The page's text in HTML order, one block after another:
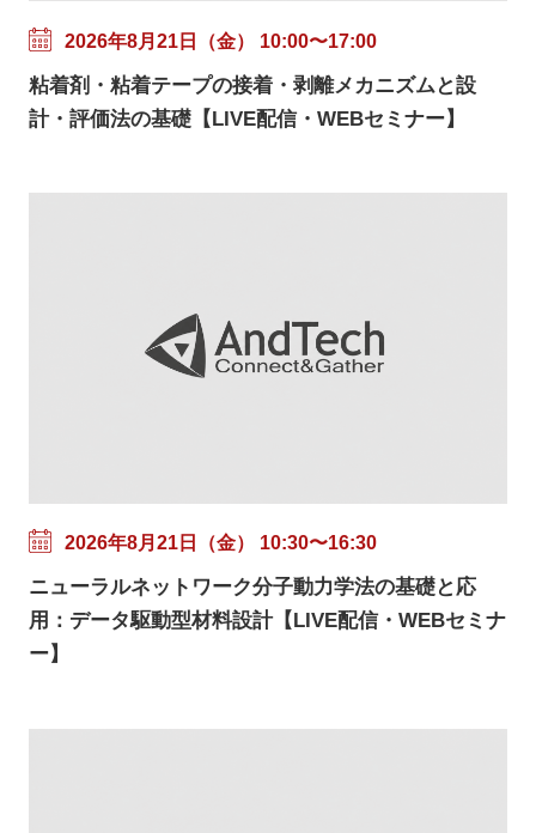
2026年8月21日（金） 10:00〜17:00
粘着剤・粘着テープの接着・剥離メカニズムと設
計・評価法の基礎【LIVE配信・WEBセミナー】
2026年8月21日（金） 10:30〜16:30
ニューラルネットワーク分子動力学法の基礎と応
用：データ駆動型材料設計【LIVE配信・WEBセミナ
ー】